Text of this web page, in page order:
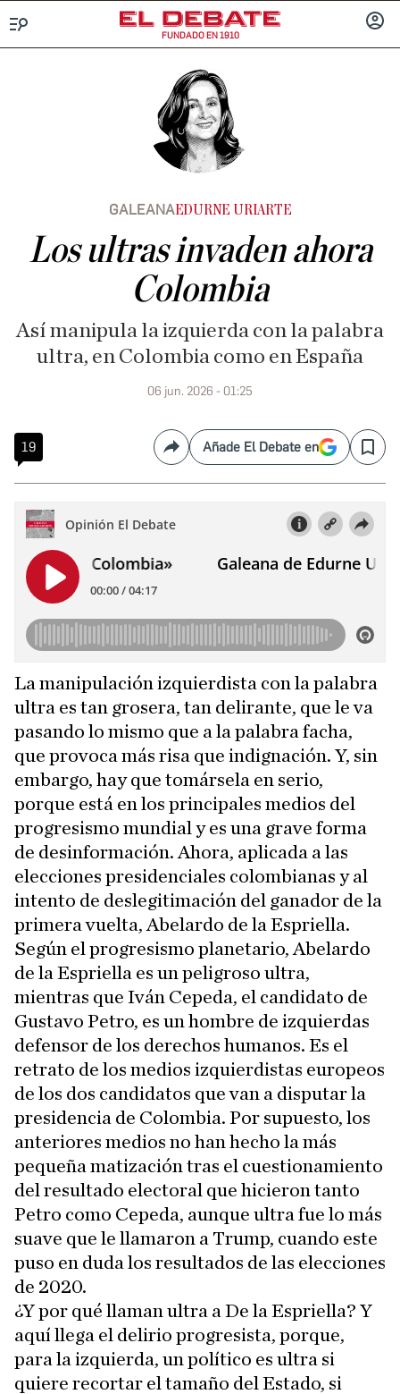
FUNDADO EN 1910
GALEANAEDURNE URIARTE
Los ultras invaden ahora
Colombia
Así manipula la izquierda con la palabra
ultra, en Colombia como en España
06 jun. 2026 - 01:25
19 CompartirAñade El Debate en Save
La manipulación izquierdista con la palabra
ultra es tan grosera, tan delirante, que le va
pasando lo mismo que a la palabra facha,
que provoca más risa que indignación. Y, sin
embargo, hay que tomársela en serio,
porque está en los principales medios del
progresismo mundial y es una grave forma
de desinformación. Ahora, aplicada a las
elecciones presidenciales colombianas y al
intento de deslegitimación del ganador de la
primera vuelta, Abelardo de la Espriella.
Según el progresismo planetario, Abelardo
de la Espriella es un peligroso ultra,
mientras que Iván Cepeda, el candidato de
Gustavo Petro, es un hombre de izquierdas
defensor de los derechos humanos. Es el
retrato de los medios izquierdistas europeos
de los dos candidatos que van a disputar la
presidencia de Colombia. Por supuesto, los
anteriores medios no han hecho la más
pequeña matización tras el cuestionamiento
del resultado electoral que hicieron tanto
Petro como Cepeda, aunque ultra fue lo más
suave que le llamaron a Trump, cuando este
puso en duda los resultados de las elecciones
de 2020.
¿Y por qué llaman ultra a De la Espriella? Y
aquí llega el delirio progresista, porque,
para la izquierda, un político es ultra si
quiere recortar el tamaño del Estado, si